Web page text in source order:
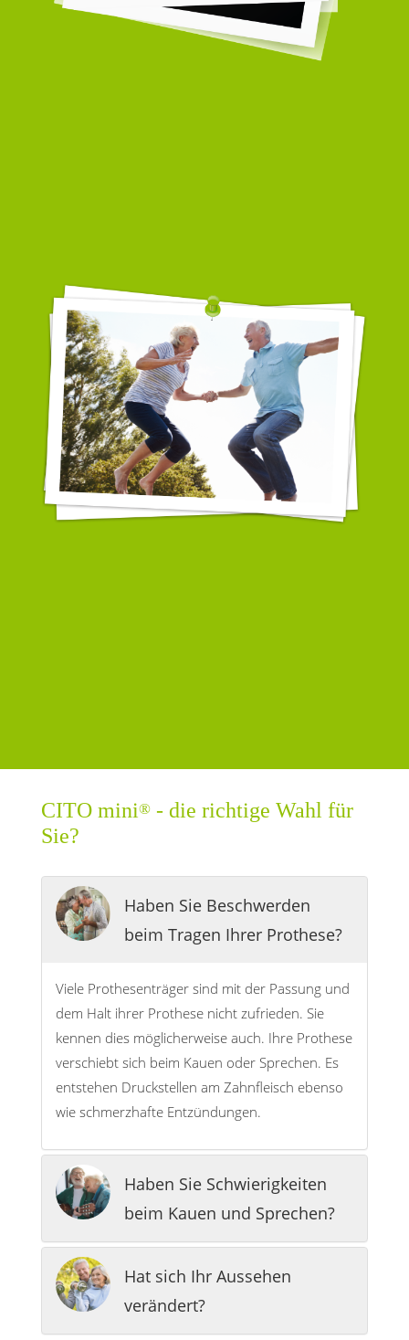
CITO mini® - die richtige Wahl für
Sie?
Haben Sie Beschwerden
beim Tragen Ihrer Prothese?
Viele Prothesenträger sind mit der Passung und
dem Halt ihrer Prothese nicht zufrieden. Sie
kennen dies möglicherweise auch. Ihre Prothese
verschiebt sich beim Kauen oder Sprechen. Es
entstehen Druckstellen am Zahnfleisch ebenso
wie schmerzhafte Entzündungen.
Haben Sie Schwierigkeiten
beim Kauen und Sprechen?
Hat sich Ihr Aussehen
verändert?